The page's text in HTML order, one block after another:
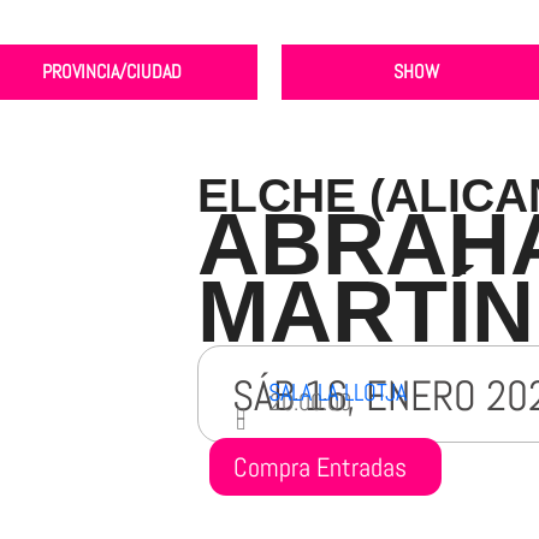
PROVINCIA/CIUDAD SHOW
ELCHE
MARTÍN
SÁB 16, ENERO
20:00:00
SALA LA LLOTJA
Compra Entradas